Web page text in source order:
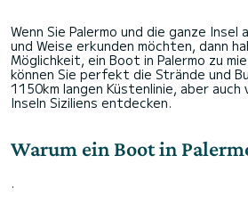
Wenn Sie Palermo und die ganze
und Weise erkunden möchten, dann
Möglichkeit, ein Boot in Palermo zu
können Sie perfekt die Strände und
1150km langen Küstenlinie, aber
Inseln Siziliens entdecken.
Warum ein Boot in
.